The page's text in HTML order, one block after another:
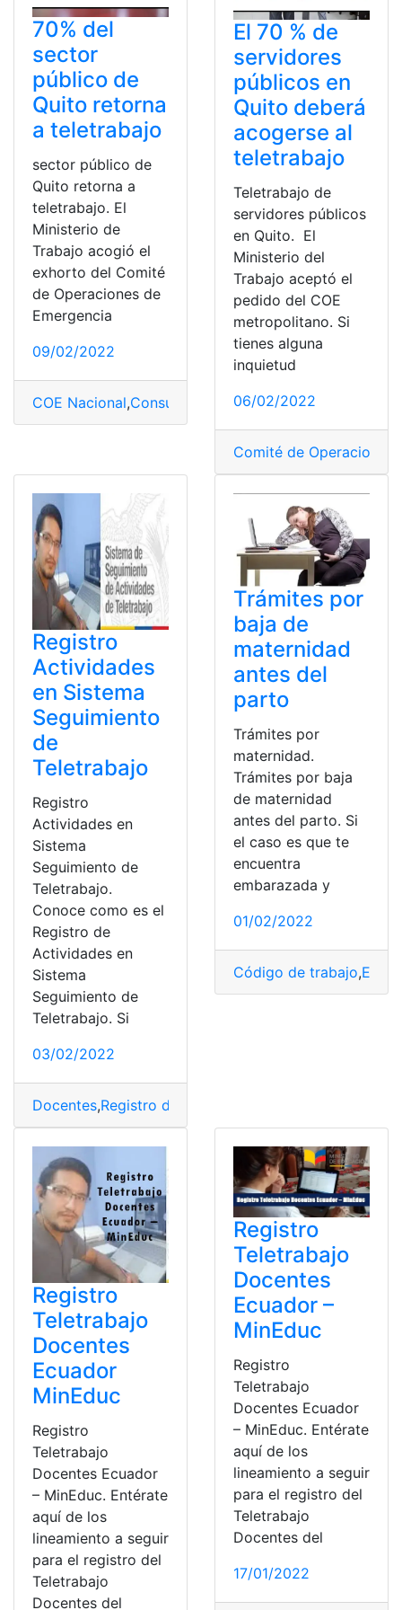
70% del
sector
público de
Quito retorna
a teletrabajo
sector público de
Quito retorna a
teletrabajo. El
Ministerio de
Trabajo acogió el
exhorto del Comité
de Operaciones de
Emergencia
09/02/2022
COE Nacional,Consultas Ecuador,Ministerio De
El 70 % de
servidores
públicos en
Quito deberá
acogerse al
teletrabajo
Teletrabajo de
servidores públicos
en Quito. El
Ministerio del
Trabajo aceptó el
pedido del COE
metropolitano. Si
tienes alguna
inquietud
06/02/2022
Comité de Operaciones
Registro
Actividades
en Sistema
Seguimiento
de
Teletrabajo
Registro
Actividades en
Sistema
Seguimiento de
Teletrabajo.
Conoce como es el
Registro de
Actividades en
Sistema
Seguimiento de
Teletrabajo. Si
03/02/2022
Docentes,Registro de actividades
Trámites por
baja de
maternidad
antes del
parto
Trámites por
maternidad.
Trámites por baja
de maternidad
antes del parto. Si
el caso es que te
encuentra
embarazada y
01/02/2022
Código de trabajo,
Registro
Teletrabajo
Docentes
Ecuador
MinEduc
Registro
Teletrabajo
Docentes Ecuador
– MinEduc. Entérate
aquí de los
lineamiento a seguir
para el registro del
Teletrabajo
Docentes del
Registro
Teletrabajo
Docentes
Ecuador –
MinEduc
Registro
Teletrabajo
Docentes Ecuador
– MinEduc. Entérate
aquí de los
lineamiento a seguir
para el registro del
Teletrabajo
Docentes del
17/01/2022